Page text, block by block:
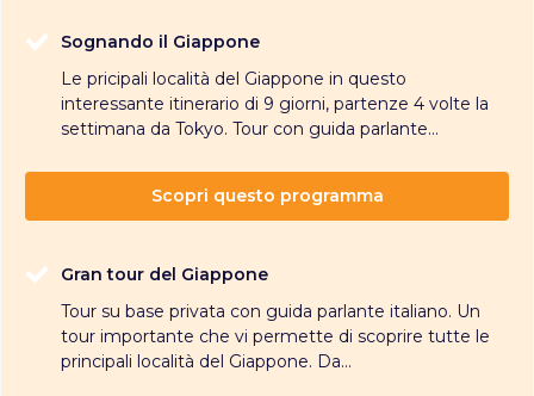
Sognando il Giappone
Le pricipali località del Giappone in questo
interessante itinerario di 9 giorni, partenze 4 volte la
settimana da Tokyo. Tour con guida parlante...
Scopri questo programma
Gran tour del Giappone
Tour su base privata con guida parlante italiano. Un
tour importante che vi permette di scoprire tutte le
principali località del Giappone. Da...